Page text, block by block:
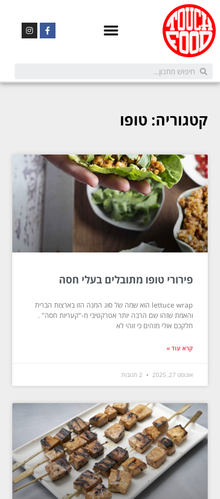
קטגוריה: טופו
פירורי טופו מתובלים בעלי חסה
lettuce wrap הוא שמה של סוג המנה הזו בארצות הברית
והאמת שזהו שם הרבה יותר אטרקטיבי מ-"קעריות חסה" .
חלקכם אולי מזהים כי זוהי לא
קרא עוד »
אוגוסט 27, 2025